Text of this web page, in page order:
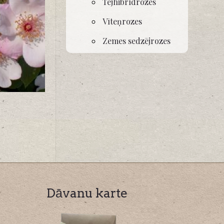
Vīteņrozes
Zemes sedzējrozes
Dāvanu karte